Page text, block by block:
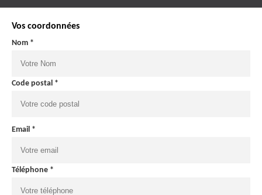
Vos coordonnées
Nom *
Code postal *
Email *
Téléphone *